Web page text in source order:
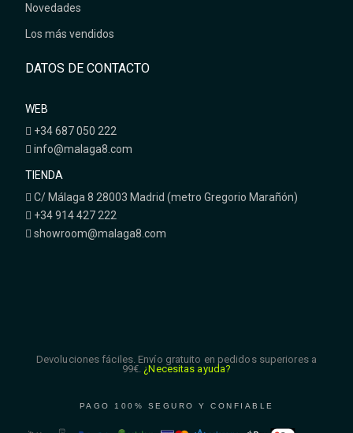
Novedades
Los más vendidos
DATOS DE CONTACTO
WEB
+34 687 050 222
info@malaga8.com
TIENDA
C/ Málaga 8 28003 Madrid (metro Gregorio Marañón)
+34 914 427 222
showroom@malaga8.com
Devoluciones fáciles. Envío gratuito en pedidos superiores a
99€. ¿Necesitas ayuda?
PAGO 100% SEGURO Y CONFIABLE